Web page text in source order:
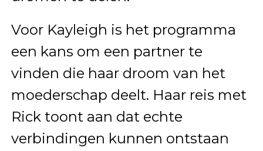
Voor Kayleigh is het programma
een kans om een partner te
vinden die haar droom van het
moederschap deelt. Haar reis met
Rick toont aan dat echte
verbindingen kunnen ontstaan